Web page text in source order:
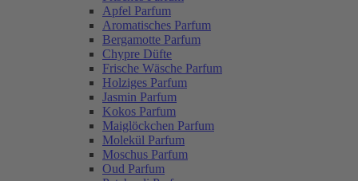
Apfel Parfum
Aromatisches Parfum
Bergamotte Parfum
Chypre Düfte
Frische Wäsche Parfum
Holziges Parfum
Jasmin Parfum
Kokos Parfum
Maiglöckchen Parfum
Molekül Parfum
Moschus Parfum
Oud Parfum